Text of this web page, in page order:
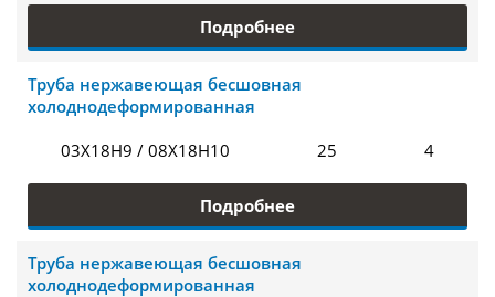
Подробнее
Труба нержавеющая бесшовная
холоднодеформированная
03Х18Н9 / 08Х18Н10
25 4
Подробнее
Труба нержавеющая бесшовная
холоднодеформированная